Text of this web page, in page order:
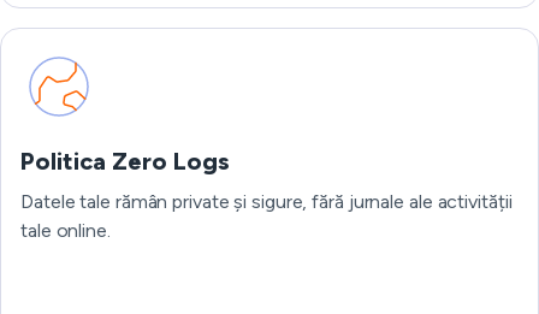
Politica Zero Logs
Datele tale rămân private și sigure, fără jurnale ale activității
tale online.